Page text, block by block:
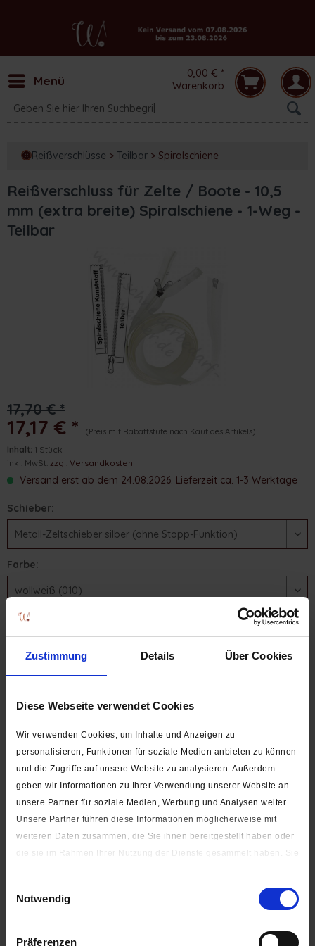
Zustimmung Details Über Cookies
Diese Webseite verwendet Cookies
Wir verwenden Cookies, um Inhalte und Anzeigen zu
personalisieren, Funktionen für soziale Medien anbieten zu können
und die Zugriffe auf unsere Website zu analysieren. Außerdem
geben wir Informationen zu Ihrer Verwendung unserer Website an
unsere Partner für soziale Medien, Werbung und Analysen weiter.
Unsere Partner führen diese Informationen möglicherweise mit
weiteren Daten zusammen, die Sie ihnen bereitgestellt haben oder
die sie im Rahmen Ihrer Nutzung der Dienste gesammelt haben. Sie
Notwendig
Präferenzen
Menü
0,00 € *
Warenkorb
Reißverschlüsse > Teilbar > Spiralschiene
Reißverschluss für Zelte / Boote - 10,5
mm (extra breite) Spiralschiene - 1-Weg -
Teilbar
17,70 € *
17,17 € * (Preis mit Rabattstufe nach Kauf des Artikels)
Inhalt: 1 Stück
inkl. MwSt. zzgl. Versandkosten
Versand erst ab dem 24.08.2026. Lieferzeit ca. 1-3 Werktage
Schieber:
Farbe:
Länge (in cm):
FARB-SCHNELLAUSWAHL:
Artikel-Nr.: